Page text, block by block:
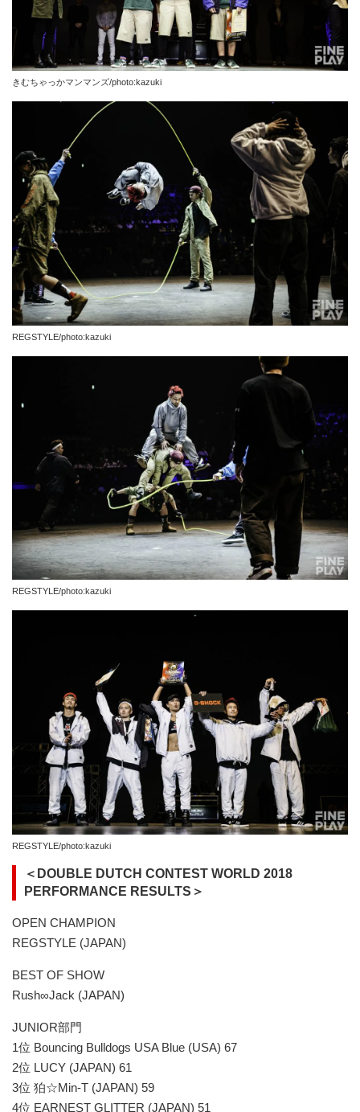
きむちゃっかマンマンズ/photo:kazuki
REGSTYLE/photo:kazuki
REGSTYLE/photo:kazuki
REGSTYLE/photo:kazuki
＜DOUBLE DUTCH CONTEST WORLD 2018
PERFORMANCE RESULTS＞
OPEN CHAMPION
REGSTYLE (JAPAN)
BEST OF SHOW
Rush∞Jack (JAPAN)
JUNIOR部門
1位 Bouncing Bulldogs USA Blue (USA) 67
2位 LUCY (JAPAN) 61
3位 狛☆Min-T (JAPAN) 59
4位 EARNEST GLITTER (JAPAN) 51